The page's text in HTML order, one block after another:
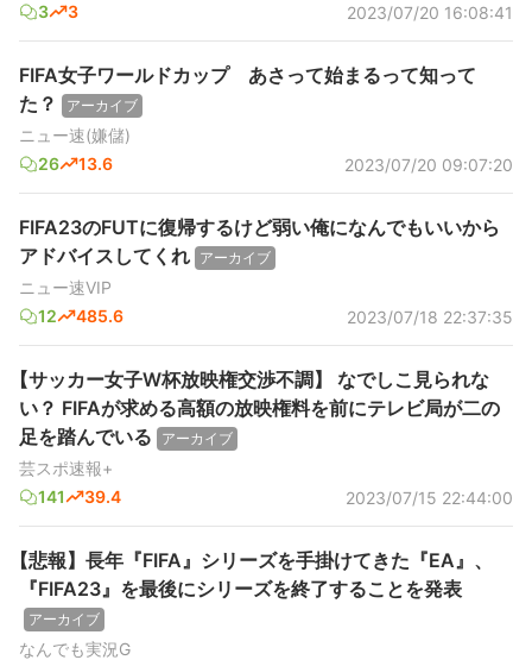
3
3 2023/07/20 16:08:41
FIFA女子ワールドカップ あさって始まるって知って
た？
アーカイブ
ニュー速(嫌儲)
26
13.6 2023/07/20 09:07:20
FIFA23のFUTに復帰するけど弱い俺になんでもいいから
アドバイスしてくれ アーカイブ
ニュー速VIP
12
485.6 2023/07/18 22:37:35
【サッカー女子W杯放映権交渉不調】 なでしこ見られな
い？ FIFAが求める高額の放映権料を前にテレビ局が二の
足を踏んでいる
アーカイブ
芸スポ速報+
141
39.4 2023/07/15 22:44:00
【悲報】長年『FIFA』シリーズを手掛けてきた『EA』、
『FIFA23』を最後にシリーズを終了することを発表
アーカイブ
なんでも実況G